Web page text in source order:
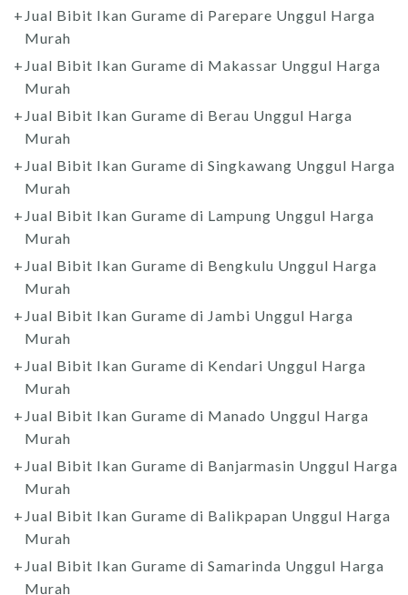
Jual Bibit Ikan Gurame di Parepare Unggul Harga
Murah
Jual Bibit Ikan Gurame di Makassar Unggul Harga
Murah
Jual Bibit Ikan Gurame di Berau Unggul Harga
Murah
Jual Bibit Ikan Gurame di Singkawang Unggul Harga
Murah
Jual Bibit Ikan Gurame di Lampung Unggul Harga
Murah
Jual Bibit Ikan Gurame di Bengkulu Unggul Harga
Murah
Jual Bibit Ikan Gurame di Jambi Unggul Harga
Murah
Jual Bibit Ikan Gurame di Kendari Unggul Harga
Murah
Jual Bibit Ikan Gurame di Manado Unggul Harga
Murah
Jual Bibit Ikan Gurame di Banjarmasin Unggul Harga
Murah
Jual Bibit Ikan Gurame di Balikpapan Unggul Harga
Murah
Jual Bibit Ikan Gurame di Samarinda Unggul Harga
Murah